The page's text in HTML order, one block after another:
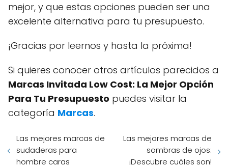
mejor, y que estas opciones pueden ser una
excelente alternativa para tu presupuesto.
¡Gracias por leernos y hasta la próxima!
Si quieres conocer otros artículos parecidos a
Marcas Invitada Low Cost: La Mejor Opción
Para Tu Presupuesto puedes visitar la
categoría Marcas.
Las mejores marcas de
sudaderas para
hombre caras
Las mejores marcas de
sombras de ojos:
¡Descubre cuáles son!